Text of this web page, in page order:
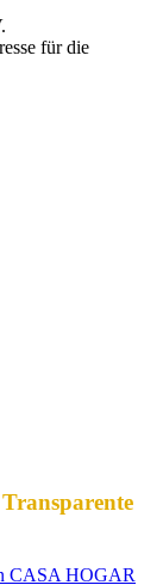
für die